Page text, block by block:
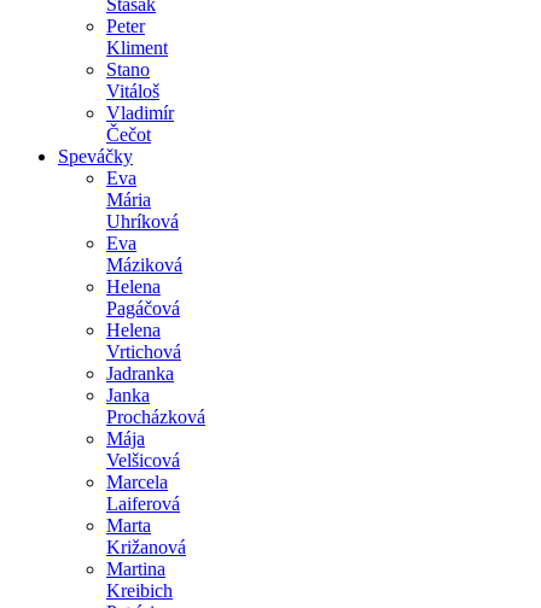
Peter
Kliment
Stano
Vitáloš
Vladimír
Čečot
Speváčky
Eva
Mária
Uhríková
Eva
Máziková
Helena
Pagáčová
Helena
Vrtichová
Jadranka
Janka
Procházková
Mája
Velšicová
Marcela
Laiferová
Marta
Križanová
Martina
Kreibich